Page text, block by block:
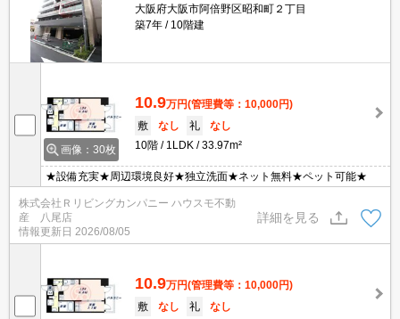
大阪府大阪市阿倍野区昭和町２丁目
築7年
10階建
画像：30枚
10.9万円(管理費等：10,000円)
敷
なし 礼
なし
10階
1LDK 33.97m²
★設備充実★周辺環境良好★独立洗面★ネット無料★ペット可能★
株式会社Ｒリビングカンパニー ハウスモ不動
産 八尾店
情報更新日 2026/08/05
詳細を見る
10.9万円(管理費等：10,000円)
敷
なし 礼
なし